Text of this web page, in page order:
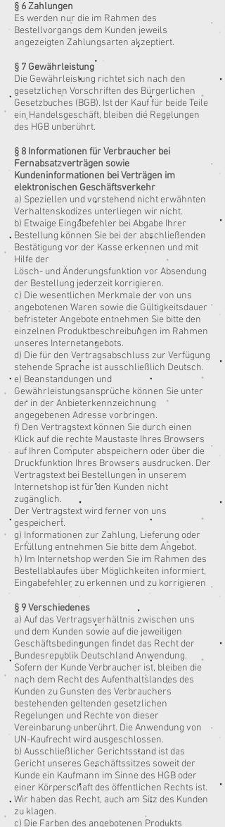
§ 6 Zahlungen
Es werden nur die im Rahmen des
Bestellvorgangs dem Kunden jeweils
angezeigten Zahlungsarten akzeptiert.
§ 7 Gewährleistung
Die Gewährleistung richtet sich nach den
gesetzlichen Vorschriften des Bürgerlichen
Gesetzbuches (BGB). Ist der Kauf für beide Teile
ein Handelsgeschäft, bleiben die Regelungen
des HGB unberührt.
§ 8 Informationen für Verbraucher bei
Fernabsatzverträgen sowie
Kundeninformationen bei Verträgen im
elektronischen Geschäftsverkehr
a) Speziellen und vorstehend nicht erwähnten
Verhaltenskodizes unterliegen wir nicht.
b) Etwaige Eingabefehler bei Abgabe Ihrer
Bestellung können Sie bei der abschließenden
Bestätigung vor der Kasse erkennen und mit
Hilfe der
Lösch- und Änderungsfunktion vor Absendung
der Bestellung jederzeit korrigieren.
c) Die wesentlichen Merkmale der von uns
angebotenen Waren sowie die Gültigkeitsdauer
befristeter Angebote entnehmen Sie bitte den
einzelnen Produktbeschreibungen im Rahmen
unseres Internetangebots.
d) Die für den Vertragsabschluss zur Verfügung
stehende Sprache ist ausschließlich Deutsch.
e) Beanstandungen und
Gewährleistungsansprüche können Sie unter
der in der Anbieterkennzeichnung
angegebenen Adresse vorbringen.
f) Den Vertragstext können Sie durch einen
Klick auf die rechte Maustaste Ihres Browsers
auf Ihren Computer abspeichern oder über die
Druckfunktion Ihres Browsers ausdrucken. Der
Vertragstext bei Bestellungen in unserem
Internetshop ist für den Kunden nicht
zugänglich.
Der Vertragstext wird ferner von uns
gespeichert.
g) Informationen zur Zahlung, Lieferung oder
Erfüllung entnehmen Sie bitte dem Angebot.
h) Im Internetshop werden Sie im Rahmen des
Bestellablaufes über Möglichkeiten informiert,
Eingabefehler zu erkennen und zu korrigieren
§ 9 Verschiedenes
a) Auf das Vertragsverhältnis zwischen uns
und dem Kunden sowie auf die jeweiligen
Geschäftsbedingungen findet das Recht der
Bundesrepublik Deutschland Anwendung.
Sofern der Kunde Verbraucher ist, bleiben die
nach dem Recht des Aufenthaltslandes des
Kunden zu Gunsten des Verbrauchers
bestehenden geltenden gesetzlichen
Regelungen und Rechte von dieser
Vereinbarung unberührt. Die Anwendung von
UN-Kaufrecht wird ausgeschlossen.
b) Ausschließlicher Gerichtsstand ist das
Gericht unseres Geschäftssitzes soweit der
Kunde ein Kaufmann im Sinne des HGB oder
einer Körperschaft des öffentlichen Rechts ist.
Wir haben das Recht, auch am Sitz des Kunden
zu klagen.
c) Die Farben des angebotenen Produkts